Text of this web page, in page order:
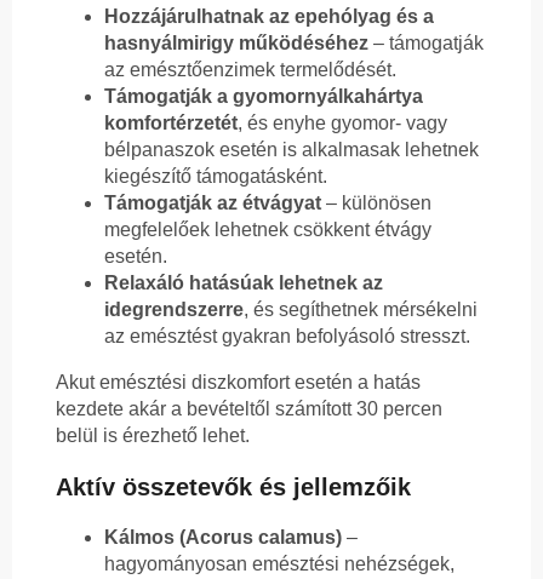
Hozzájárulhatnak az epehólyag és a
hasnyálmirigy működéséhez – támogatják
az emésztőenzimek termelődését.
Támogatják a gyomornyálkahártya
komfortérzetét, és enyhe gyomor- vagy
bélpanaszok esetén is alkalmasak lehetnek
kiegészítő támogatásként.
Támogatják az étvágyat – különösen
megfelelőek lehetnek csökkent étvágy
esetén.
Relaxáló hatásúak lehetnek az
idegrendszerre, és segíthetnek mérsékelni
az emésztést gyakran befolyásoló stresszt.
Akut emésztési diszkomfort esetén a hatás
kezdete akár a bevételtől számított 30 percen
belül is érezhető lehet.
Aktív összetevők és jellemzőik
Kálmos (Acorus calamus) –
hagyományosan emésztési nehézségek,